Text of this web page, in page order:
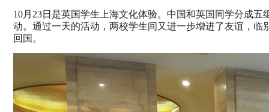
10月 23日是英国学生上海文化体验。中国和英国同学分成
动。通过一天的活动，两校学生间又进一步增进了友谊，
回国。